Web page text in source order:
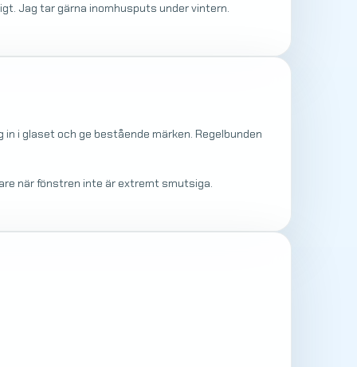
Jag tar gärna inomhusputs under vintern.
i glaset och ge bestående märken. Regelbunden
när fönstren inte är extremt smutsiga.